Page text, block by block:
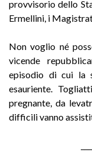
provvisorio dello
Ermellini, i
Non voglio né
vicende
episodio di cui la
esauriente.
pregnante, da
difficili vanno